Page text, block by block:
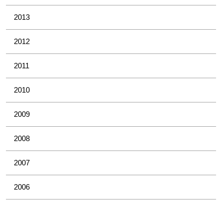
2013
2012
2011
2010
2009
2008
2007
2006